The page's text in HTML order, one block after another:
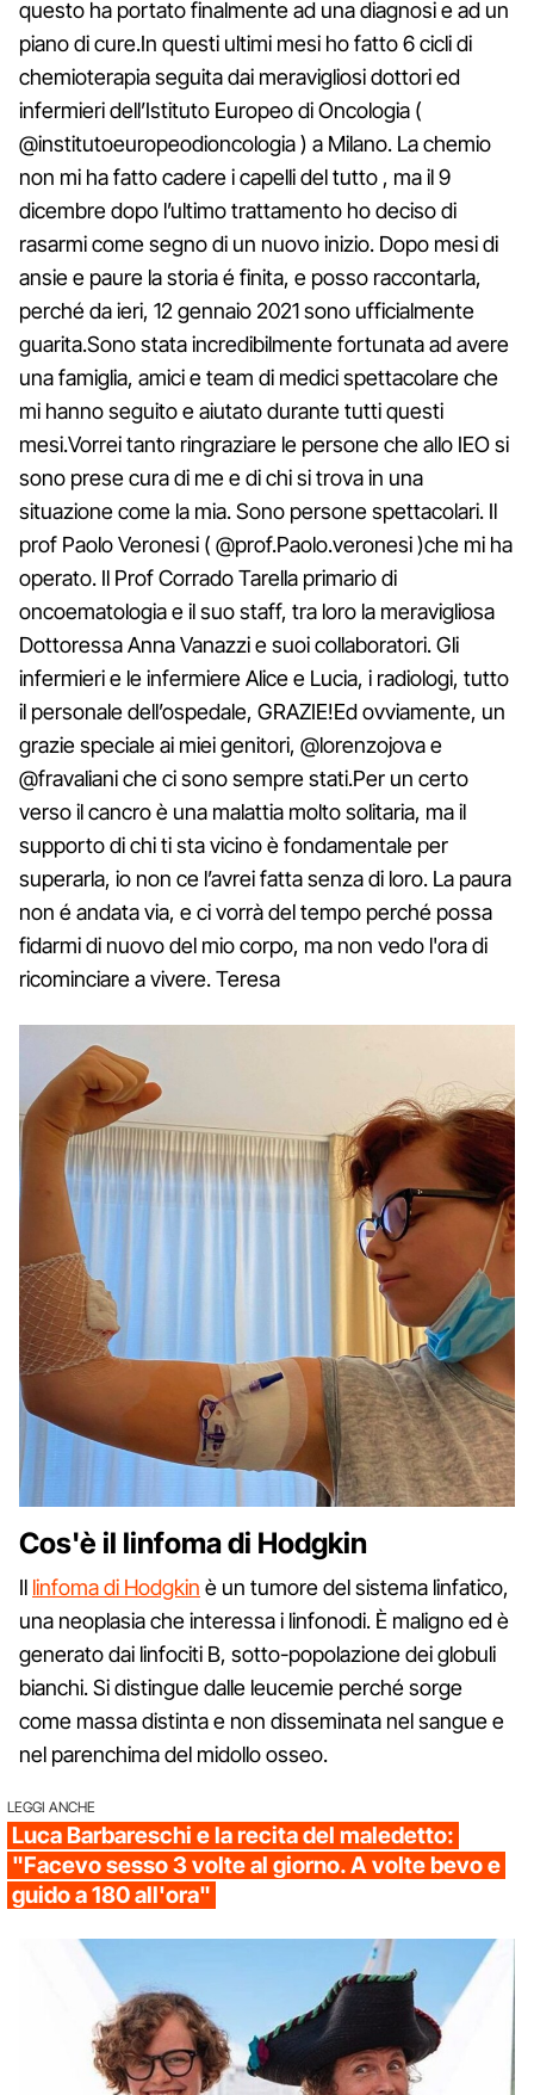
questo ha portato finalmente ad una diagnosi e ad un
piano di cure.In questi ultimi mesi ho fatto 6 cicli di
chemioterapia seguita dai meravigliosi dottori ed
infermieri dell’Istituto Europeo di Oncologia (
@institutoeuropeodioncologia ) a Milano. La chemio
non mi ha fatto cadere i capelli del tutto , ma il 9
dicembre dopo l’ultimo trattamento ho deciso di
rasarmi come segno di un nuovo inizio. Dopo mesi di
ansie e paure la storia é finita, e posso raccontarla,
perché da ieri, 12 gennaio 2021 sono ufficialmente
guarita.Sono stata incredibilmente fortunata ad avere
una famiglia, amici e team di medici spettacolare che
mi hanno seguito e aiutato durante tutti questi
mesi.Vorrei tanto ringraziare le persone che allo IEO si
sono prese cura di me e di chi si trova in una
situazione come la mia. Sono persone spettacolari. Il
prof Paolo Veronesi ( @prof.Paolo.veronesi )che mi ha
operato. Il Prof Corrado Tarella primario di
oncoematologia e il suo staff, tra loro la meravigliosa
Dottoressa Anna Vanazzi e suoi collaboratori. Gli
infermieri e le infermiere Alice e Lucia, i radiologi, tutto
il personale dell’ospedale, GRAZIE!Ed ovviamente, un
grazie speciale ai miei genitori, @lorenzojova e
@fravaliani che ci sono sempre stati.Per un certo
verso il cancro è una malattia molto solitaria, ma il
supporto di chi ti sta vicino è fondamentale per
superarla, io non ce l’avrei fatta senza di loro. La paura
non é andata via, e ci vorrà del tempo perché possa
fidarmi di nuovo del mio corpo, ma non vedo l'ora di
ricominciare a vivere. Teresa
Cos'è il linfoma di Hodgkin
Il linfoma di Hodgkin è un tumore del sistema linfatico,
una neoplasia che interessa i linfonodi. È maligno ed è
generato dai linfociti B, sotto-popolazione dei globuli
bianchi. Si distingue dalle leucemie perché sorge
come massa distinta e non disseminata nel sangue e
nel parenchima del midollo osseo.
LEGGI ANCHE
Luca Barbareschi e la recita del maledetto:
"Facevo sesso 3 volte al giorno. A volte bevo e
guido a 180 all'ora"